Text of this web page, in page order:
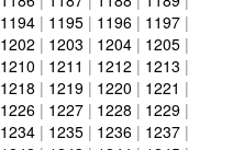
1194 | 1195 | 1196 | 1197 |
1202 | 1203 | 1204 | 1205 |
1210 | 1211 | 1212 | 1213 |
1218 | 1219 | 1220 | 1221 |
1226 | 1227 | 1228 | 1229 |
1234 | 1235 | 1236 | 1237 |